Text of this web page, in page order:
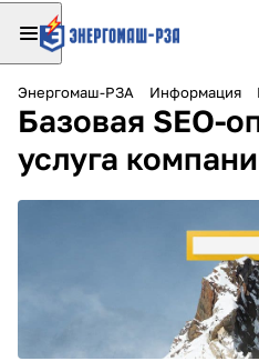
Энергомаш-РЗА Информация
Базовая SEO-
услуга